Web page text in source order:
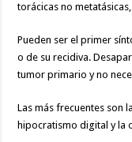
torácicas no
Pueden ser el primer
o de su recidiva.
tumor primario y no
Las más frecuentes son
hipocratismo digital y